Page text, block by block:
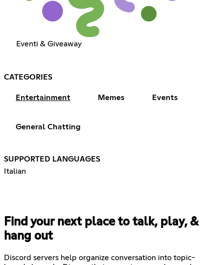
Eventi & Giveaway
CATEGORIES
Entertainment Memes Events
General Chatting
SUPPORTED LANGUAGES
Italian
Find your next place to talk, play, &
hang out
Discord servers help organize conversation into topic-